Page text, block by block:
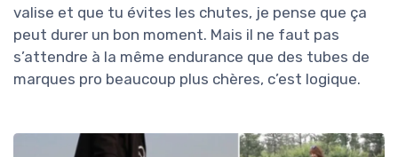
valise et que tu évites les chutes, je pense que ça
peut durer un bon moment. Mais il ne faut pas
s’attendre à la même endurance que des tubes de
marques pro beaucoup plus chères, c’est logique.